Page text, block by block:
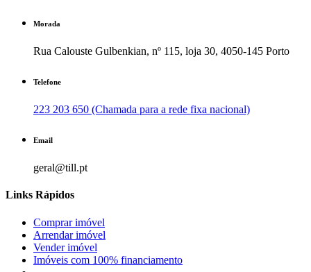
Morada
Rua Calouste Gulbenkian, nº 115, loja 30, 4050-145 Porto
Telefone
223 203 650 (Chamada para a rede fixa nacional)
Email
geral@till.pt
Links Rápidos
Comprar imóvel
Arrendar imóvel
Vender imóvel
Imóveis com 100% financiamento